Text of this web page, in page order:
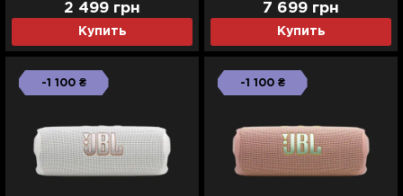
Купить
2 499 грн
Купить
7 699 грн
-1 100 ₴ -1 100 ₴